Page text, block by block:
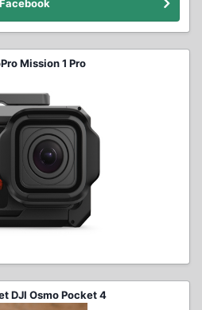
Mission 1 Pro
DJI Osmo Pocket 4